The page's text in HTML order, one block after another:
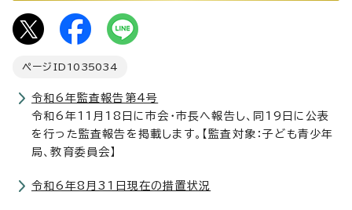
ページID 1035034
令和6年監査報告第4号
令和6年11月18日に市会・市長へ報告し、同19日に公表
を行った監査報告を掲載します。【監査対象：子ども青少年
局、教育委員会】
令和6年8月31日現在の措置状況